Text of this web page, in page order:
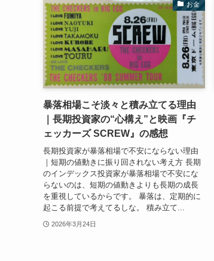
お金
暴落相場こそ淡々と積み立てる理由
｜長期投資家の“心構え”と映画『チ
ェッカーズ SCREW』の感想
長期投資家が暴落相場で不安にならない理由
｜短期の値動きに振り回されない考え方 長期
のインデックス投資家が暴落相場で不安にな
らないのは、短期の値動きよりも長期の成長
を重視しているからです。 暴落は、定期的に
起こる前提で考えてるしな。 積み立て...
2026年3月24日